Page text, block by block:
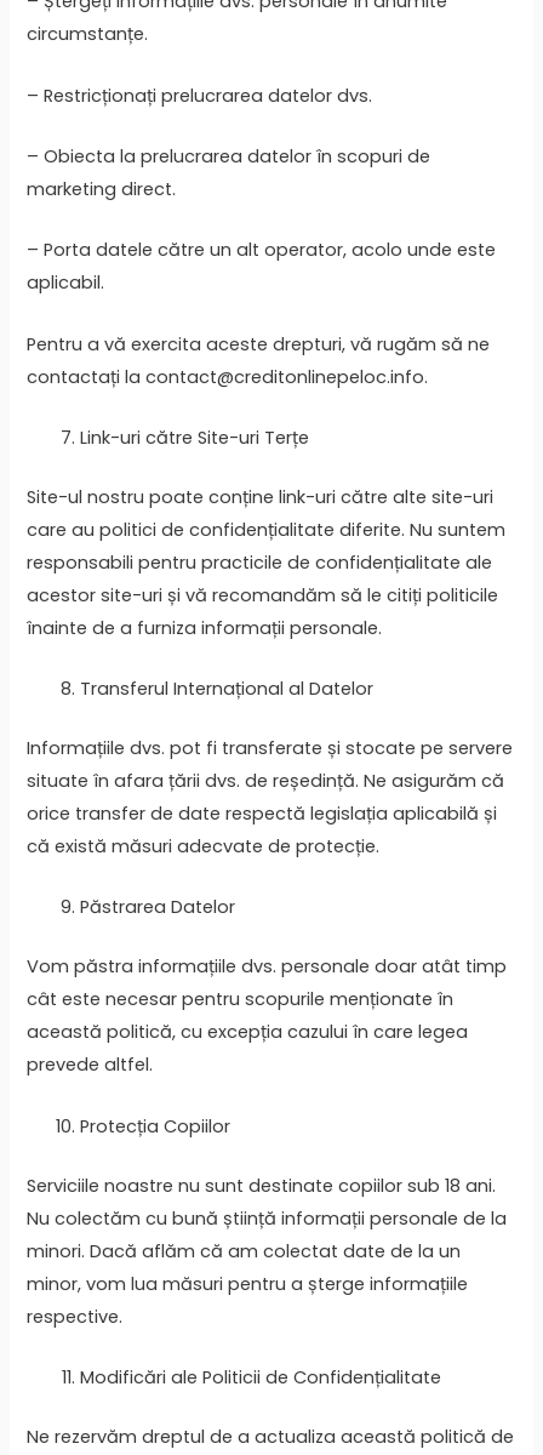
circumstanțe.
– Restricționați prelucrarea datelor dvs.
– Obiecta la prelucrarea datelor în scopuri de
marketing direct.
– Porta datele către un alt operator, acolo unde este
aplicabil.
Pentru a vă exercita aceste drepturi, vă rugăm să ne
contactați la contact@creditonlinepeloc.info.
Link-uri către Site-uri Terțe
Site-ul nostru poate conține link-uri către alte site-uri
care au politici de confidențialitate diferite. Nu suntem
responsabili pentru practicile de confidențialitate ale
acestor site-uri și vă recomandăm să le citiți politicile
înainte de a furniza informații personale.
Transferul Internațional al Datelor
Informațiile dvs. pot fi transferate și stocate pe servere
situate în afara țării dvs. de reședință. Ne asigurăm că
orice transfer de date respectă legislația aplicabilă și
că există măsuri adecvate de protecție.
Păstrarea Datelor
Vom păstra informațiile dvs. personale doar atât timp
cât este necesar pentru scopurile menționate în
această politică, cu excepția cazului în care legea
prevede altfel.
Protecția Copiilor
Serviciile noastre nu sunt destinate copiilor sub 18 ani.
Nu colectăm cu bună știință informații personale de la
minori. Dacă aflăm că am colectat date de la un
minor, vom lua măsuri pentru a șterge informațiile
respective.
Modificări ale Politicii de Confidențialitate
Ne rezervăm dreptul de a actualiza această politică de